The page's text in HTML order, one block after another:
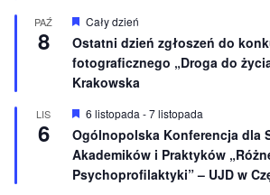
n
o
n
e
PAŹ
8
W
r
ó
ż
n
i
o
n
e
Cały dzień
Ostatni dzień zgłoszeń do
fotograficznego „Droga do
Krakowska
LIS
6
W
r
ó
ż
n
6 listopada -7 listopada
Ogólnopolska Konferencja dla
Akademików i Praktyków
Psychoprofilaktyki” – UJD w